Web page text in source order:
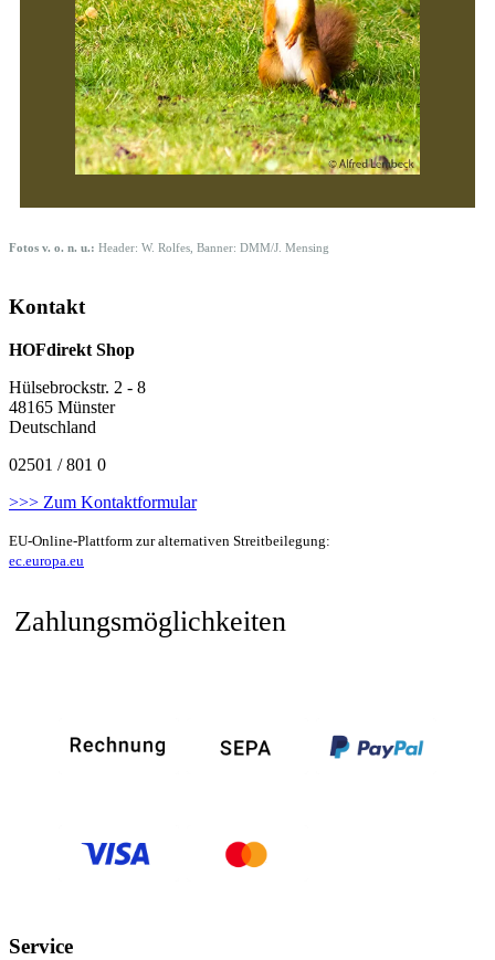
Fotos v. o. n. u.: Header: W. Rolfes, Banner: DMM/J. Mensing
Kontakt
HOFdirekt Shop
Hülsebrockstr. 2 - 8
48165 Münster
Deutschland
02501 / 801 0
>>> Zum Kontaktformular
EU-Online-Plattform zur alternativen Streitbeilegung:
ec.europa.eu
Zahlungsmöglichkeiten
Service